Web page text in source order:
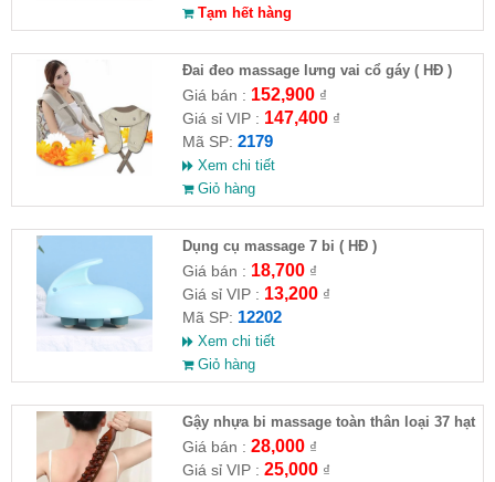
Tạm hết hàng
Đai đeo massage lưng vai cổ gáy ( HĐ )
Giá bán : 152,900₫
Giá sỉ VIP : 147,400₫
Mã SP: 2179
Xem chi tiết
Giỏ hàng
Dụng cụ massage 7 bi ( HĐ )
Giá bán : 18,700₫
Giá sỉ VIP : 13,200₫
Mã SP: 12202
Xem chi tiết
Giỏ hàng
Gậy nhựa bi massage toàn thân loại 37 hạt
Giá bán : 28,000₫
Giá sỉ VIP : 25,000₫